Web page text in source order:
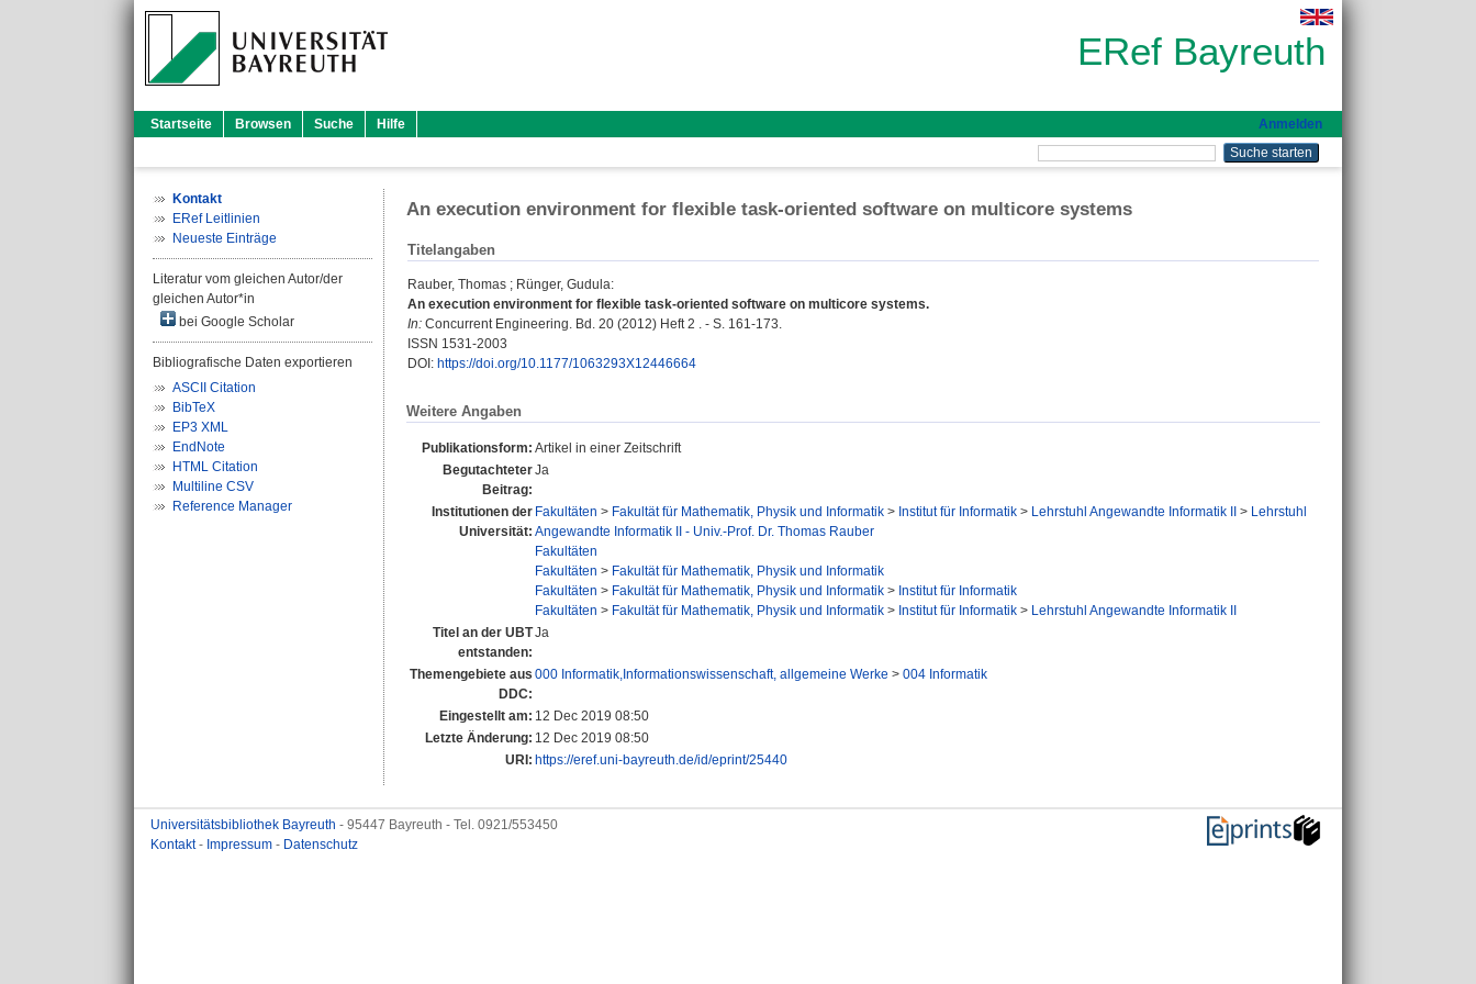
ERef Bayreuth
Startseite Browsen Suche Hilfe Anmelden
Kontakt
ERef Leitlinien
Neueste Einträge
Literatur vom gleichen Autor/der
gleichen Autor*in
bei Google Scholar
Bibliografische Daten exportieren
ASCII Citation
BibTeX
EP3 XML
EndNote
HTML Citation
Multiline CSV
Reference Manager
An execution environment for flexible task-oriented software on multicore systems
Titelangaben
Rauber, Thomas ; Rünger, Gudula:
An execution environment for flexible task-oriented software on multicore systems.
In: Concurrent Engineering. Bd. 20 (2012) Heft 2 . - S. 161-173.
ISSN 1531-2003
DOI: https://doi.org/10.1177/1063293X12446664
Weitere Angaben
Publikationsform: Artikel in einer Zeitschrift
Begutachteter
Beitrag:
Ja
Institutionen der
Universität:
Fakultäten > Fakultät für Mathematik, Physik und Informatik > Institut für Informatik > Lehrstuhl Angewandte Informatik II > Lehrstuhl
Angewandte Informatik II - Univ.-Prof. Dr. Thomas Rauber
Fakultäten
Fakultäten > Fakultät für Mathematik, Physik und Informatik
Fakultäten > Fakultät für Mathematik, Physik und Informatik > Institut für Informatik
Fakultäten > Fakultät für Mathematik, Physik und Informatik > Institut für Informatik > Lehrstuhl Angewandte Informatik II
Titel an der UBT
entstanden:
Ja
Themengebiete aus
DDC:
000 Informatik,Informationswissenschaft, allgemeine Werke > 004 Informatik
Eingestellt am: 12 Dec 2019 08:50
Letzte Änderung: 12 Dec 2019 08:50
URI: https://eref.uni-bayreuth.de/id/eprint/25440
Universitätsbibliothek Bayreuth - 95447 Bayreuth - Tel. 0921/553450
Kontakt- Impressum - Datenschutz